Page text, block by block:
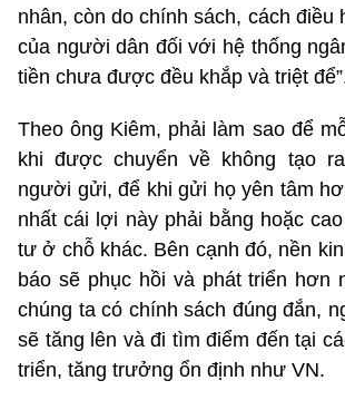
nhân, còn do chính sách, cách điều
của người dân đối với hệ thống
tiền chưa được đều khắp và triệt
Theo ông Kiêm, phải làm sao để
khi được chuyển về không tạo
người gửi, để khi gửi họ yên tâm
nhất cái lợi này phải bằng hoặc
tư ở chỗ khác. Bên cạnh đó, nền
báo sẽ phục hồi và phát triển hơn
chúng ta có chính sách đúng đắn,
sẽ tăng lên và đi tìm điểm đến tại
triển, tăng trưởng ổn định như VN.